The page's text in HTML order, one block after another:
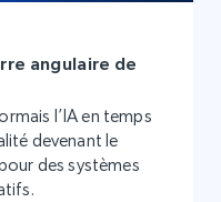
angulaire de
l’IA en temps
devenant le
des systèmes